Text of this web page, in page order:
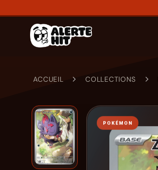
ACCUEIL COLLECTIONS
POKÉMON